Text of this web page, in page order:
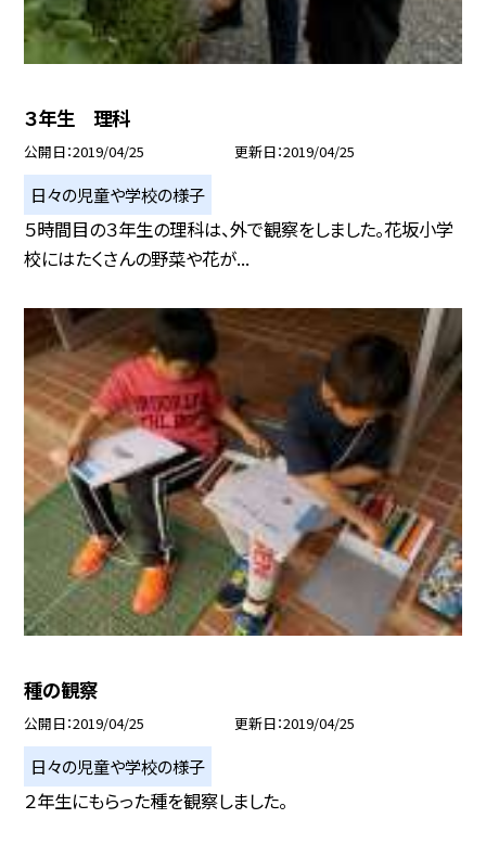
３年生 理科
公開日 2019/04/25 更新日 2019/04/25
日々の児童や学校の様子
５時間目の３年生の理科は、外で観察をしました。花坂小学
校にはたくさんの野菜や花が...
種の観察
公開日 2019/04/25 更新日 2019/04/25
日々の児童や学校の様子
２年生にもらった種を観察しました。